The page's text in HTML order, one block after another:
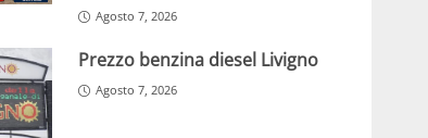
Agosto 7, 2026
Prezzo benzina diesel Livigno
Agosto 7, 2026